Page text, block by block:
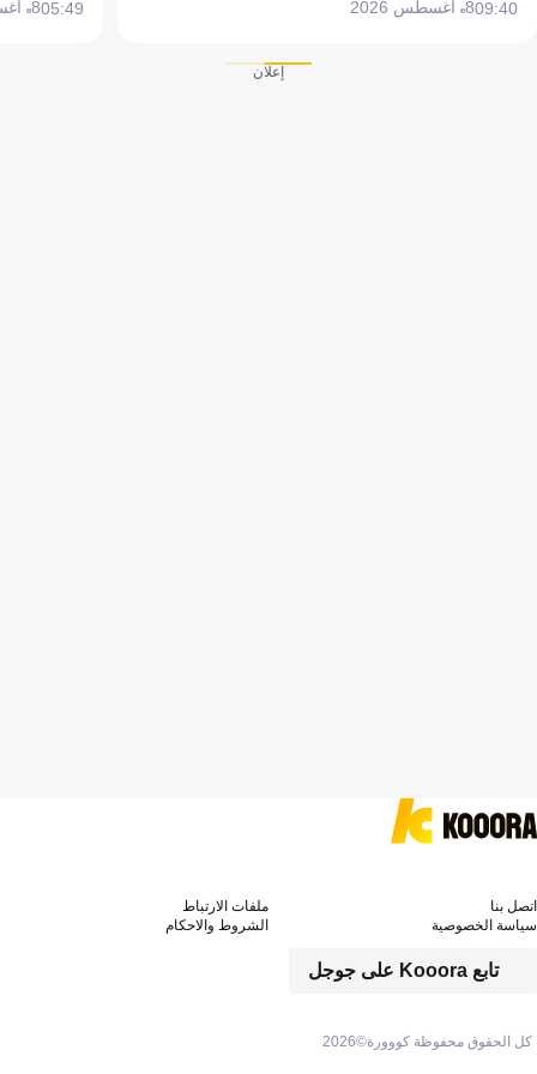
09:408 أغسطس 2026 05:498 أغسطس 2026
إعلان
كل الحقوق محفوظة كووورة©2026
تابع Kooora على جوجل
اتصل بنا
ملفات الارتباط
سياسة الخصوصية
الشروط والاحكام